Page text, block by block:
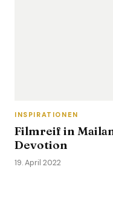
INSPIRATIONEN
Filmreif in
Devotion
19. April 2022